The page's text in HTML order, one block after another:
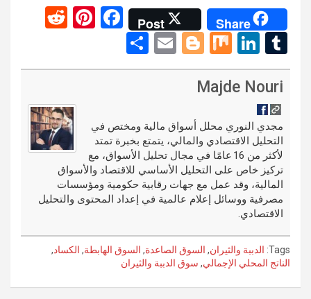
Share
Post
F
ce
o
k
Pi
er
t
d
t
T
u
m
bl
r
Li
n
ke
n
M
ix
Bl
o
er
E
m
h
Majde Nouri
مجدي النوري محلل أسواق مالية ومختص في
التحليل الاقتصادي والمالي، يتمتع بخبرة تمتد
لأكثر من 16 عامًا في مجال تحليل الأسواق، مع
تركيز خاص على التحليل الأساسي للاقتصاد والأسواق
المالية، وقد عمل مع جهات رقابية حكومية ومؤسسات
مصرفية ووسائل إعلام عالمية في إعداد المحتوى والتحليل
الاقتصادي.
Tags: الدببة والثيران, السوق الصاعدة, السوق الهابطة, الكساد,
الناتج المحلي الإجمالي, سوق الدببة والثيران